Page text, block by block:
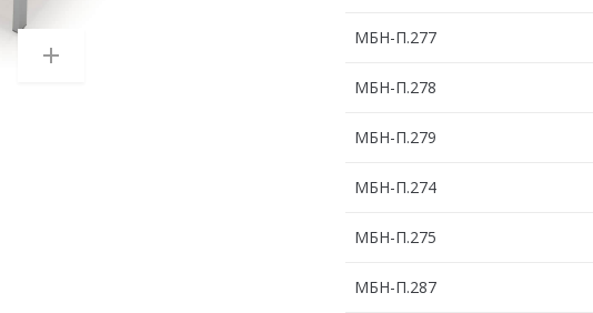
МБН-П.277
МБН-П.278
МБН-П.279
МБН-П.274
МБН-П.275
МБН-П.287